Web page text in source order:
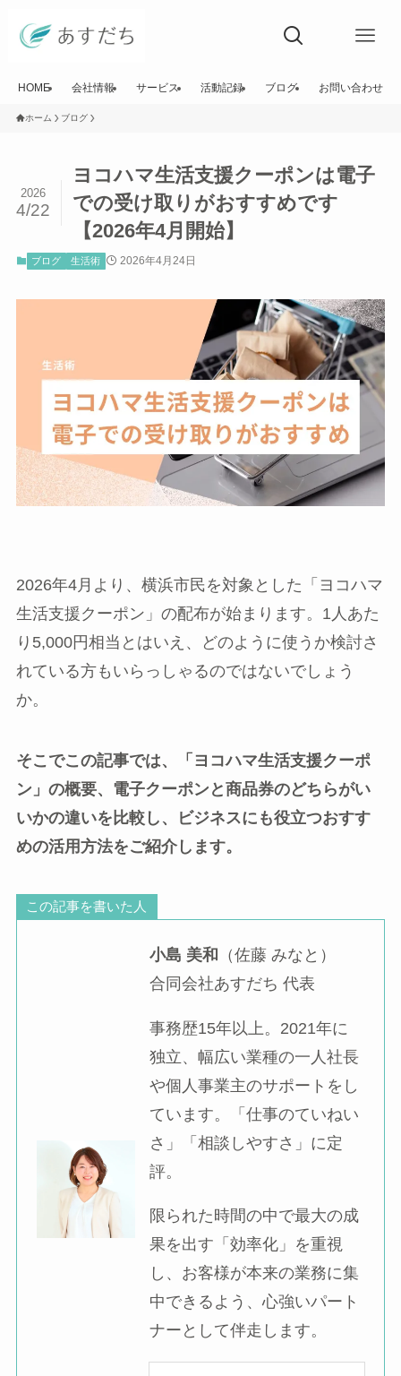
HOME 会社情報 サービス 活動記録 ブログ お問い合わせ
ホーム ブログ
ヨコハマ生活支援クーポンは電子
での受け取りがおすすめです
【2026年4月開始】
2026
4/22
ブログ 生活術 2026年4月24日
2026年4月より、横浜市民を対象とした「ヨコハマ
生活支援クーポン」の配布が始まります。1人あた
り5,000円相当とはいえ、どのように使うか検討さ
れている方もいらっしゃるのではないでしょう
か。
そこでこの記事では、「ヨコハマ生活支援クーポ
ン」の概要、電子クーポンと商品券のどちらがい
いかの違いを比較し、ビジネスにも役立つおすす
めの活用方法をご紹介します。
この記事を書いた人
小島 美和 （佐藤 みなと）
合同会社あすだち 代表
事務歴15年以上。2021年に
独立、幅広い業種の一人社長
や個人事業主のサポートをし
ています。「仕事のていねい
さ」「相談しやすさ」に定
評。
限られた時間の中で最大の成
果を出す「効率化」を重視
し、お客様が本来の業務に集
中できるよう、心強いパート
ナーとして伴走します。